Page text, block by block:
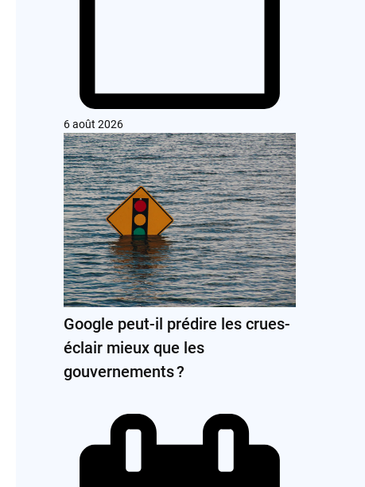
6 août 2026
Google peut-il prédire les crues-
éclair mieux que les
gouvernements ?